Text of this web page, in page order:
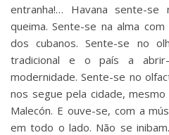
entranha!… Havana sente-
queima. Sente-se na alma
dos cubanos. Sente-se no
tradicional e o país a
modernidade. Sente-se no
nos segue pela cidade,
Malecón. E ouve-se, com a
em todo o lado. Não se